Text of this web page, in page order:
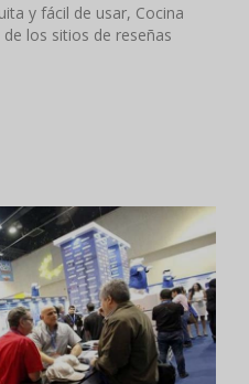
y fácil de usar, Cocina
los sitios de reseñas